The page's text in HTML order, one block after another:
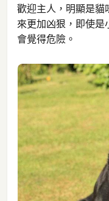
歡迎主人，明顯是貓
來更加凶狠，即使
會覺得危險。